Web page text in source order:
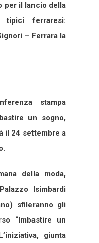
per il lancio della
tipici ferraresi:
– Ferrara la
stampa
un sogno,
il 24 settembre a
della moda,
Isimbardi
sfileranno gli
“Imbastire un
giunta